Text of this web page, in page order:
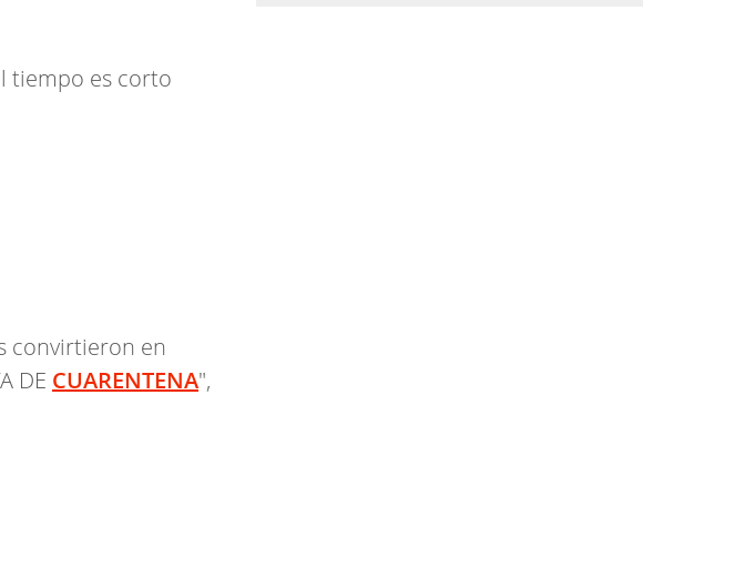
tiempo es corto
convirtieron en
DE CUARENTENA",